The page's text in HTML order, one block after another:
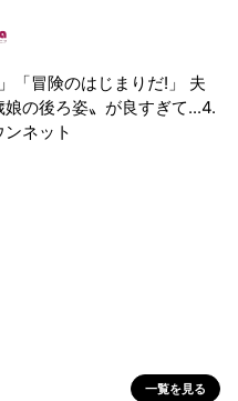
「冒険のはじまりだ!」 夫
娘の後ろ姿〟が良すぎて...4.
ネット
一覧を見る